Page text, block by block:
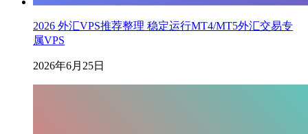
2026 外汇VPS推荐整理 稳定运行MT4/MT5外汇交易专
属VPS
2026年6月25日